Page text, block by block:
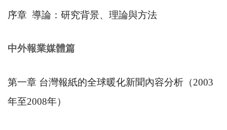
序章 導論：研究背景、理論與方法
中外報業媒體篇
第一章 台灣報紙的全球暖化新聞內容分析（2003
年至2008年）